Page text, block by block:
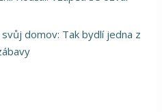
domov: Tak bydlí jedna z